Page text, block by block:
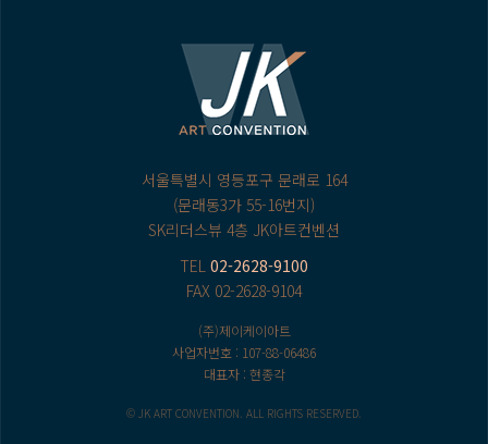
서울특별시 영등포구 문래로 164
(문래동3가 55-16번지)
SK리더스뷰 4층 JK아트컨벤션
TEL 02-2628-9100
FAX 02-2628-9104
(주)제이케이아트
사업자번호 : 107-88-06486
대표자 : 현종각
© JK ART CONVENTION. ALL RIGHTS RESERVED.